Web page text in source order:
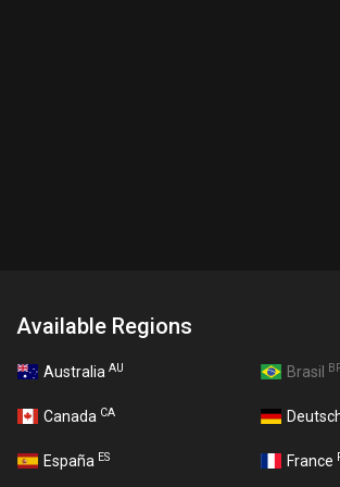
Available Regions
Australia AU Brasil
Canada CA
España ES France